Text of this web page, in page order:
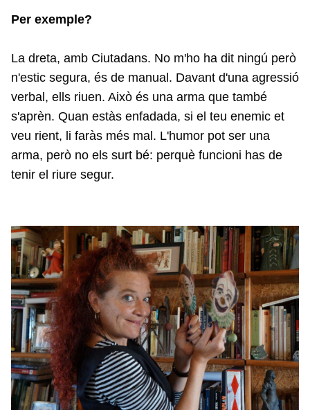
Per exemple?
La dreta, amb Ciutadans. No m'ho ha dit ningú però
n'estic segura, és de manual. Davant d'una agressió
verbal, ells riuen. Això és una arma que també
s'aprèn. Quan estàs enfadada, si el teu enemic et
veu rient, li faràs més mal. L'humor pot ser una
arma, però no els surt bé: perquè funcioni has de
tenir el riure segur.